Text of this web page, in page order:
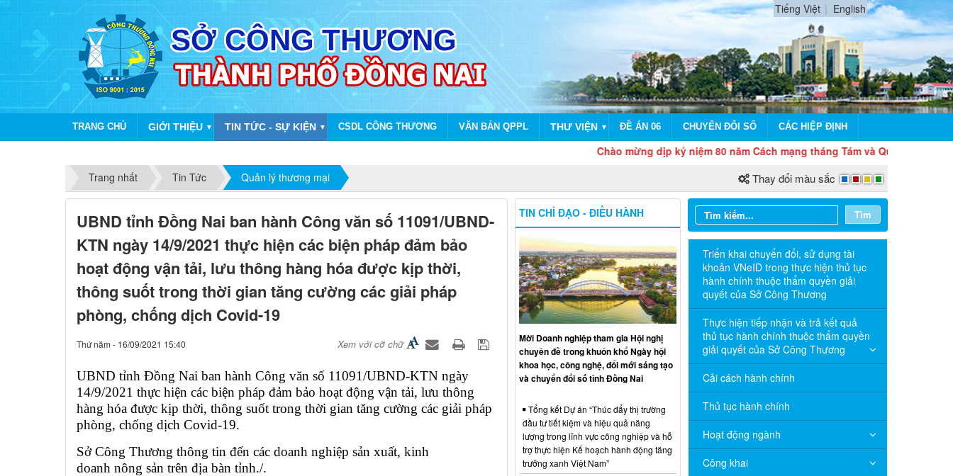
Tiếng Việt English
TRANG CHỦ GIỚI THIỆU ▼ TIN TỨC - SỰ KIỆN ▼ CSDL CÔNG THƯƠNG VĂN BẢN QPPL THƯ VIỆN ▼ ĐỀ ÁN 06 CHUYỂN ĐỔI SỐ CÁC HIỆP ĐỊNH
Chào mừng dịp kỷ niệm 80 năm Cách mạng tháng Tám và Quốc khánh 2/9
Trang nhất
Tin Tức Quản lý thương mại Thay đổi màu sắc
UBND tỉnh Đồng Nai ban hành Công văn số 11091/UBND-
KTN ngày 14/9/2021 thực hiện các biện pháp đảm bảo
hoạt động vận tải, lưu thông hàng hóa được kịp thời,
thông suốt trong thời gian tăng cường các giải pháp
phòng, chống dịch Covid-19
Thứ năm - 16/09/2021 15:40 Xem với cỡ chữ
​UBND tỉnh Đồng Nai ban hành Công văn số 11091/UBND-KTN ngày
14/9/2021 thực hiện các biện pháp đảm bảo hoạt động vận tải, lưu thông
hàng hóa được kịp thời, thông suốt trong thời gian tăng cường các giải pháp
phòng, chống dịch Covid-19.
Sở Công Thương thông tin đến các doanh nghiệp sản xuất, kinh
doanh nông sản trên địa bàn tỉnh./.
Tìm
Triển khai chuyển đổi, sử dụng tài
khoản VNeID trong thực hiện thủ tục
hành chính thuộc thẩm quyền giải
quyết của Sở Công Thương
Thực hiện tiếp nhận và trả kết quả
thủ tục hành chính thuộc thẩm quyền
giải quyết của Sở Công Thương
Cải cách hành chính
Thủ tục hành chính
Hoạt động ngành
Công khai
TIN CHỈ ĐẠO - ĐIỀU HÀNH
Mời Doanh nghiệp tham gia Hội nghị
chuyên đề trong khuôn khổ Ngày hội
khoa học, công nghệ, đổi mới sáng tạo
và chuyển đổi số tỉnh Đồng Nai
Tổng kết Dự án “Thúc đẩy thị trường
đầu tư tiết kiệm và hiệu quả năng
lượng trong lĩnh vực công nghiệp và hỗ
trợ thực hiện Kế hoạch hành động tăng
trưởng xanh Việt Nam”